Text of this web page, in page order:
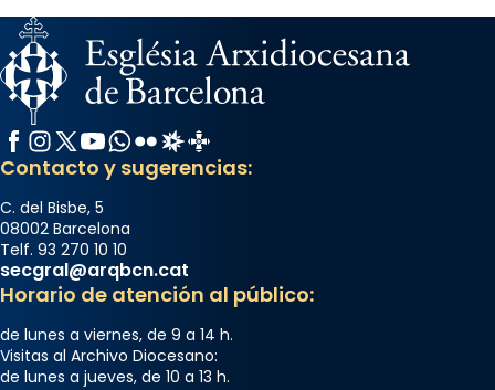
Facebook
Instagram
X / Twitter
YouTube
WhatsApp
FlickrRadio Estel
Catalunya Cristiana
Contacto y sugerencias:
C. del Bisbe, 5
08002 Barcelona
Telf. 93 270 10 10
secgral@arqbcn.cat
Horario de atención al público:
de lunes a viernes, de 9 a 14 h.
Visitas al Archivo Diocesano:
de lunes a jueves, de 10 a 13 h.